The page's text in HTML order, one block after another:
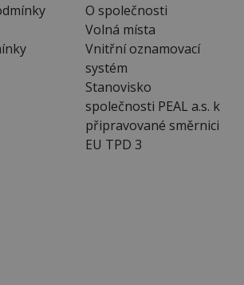
O společnosti
Volná místa
Vnitřní oznamovací
systém
Stanovisko
společnosti PEAL a.s. k
připravované směrnici
EU TPD 3